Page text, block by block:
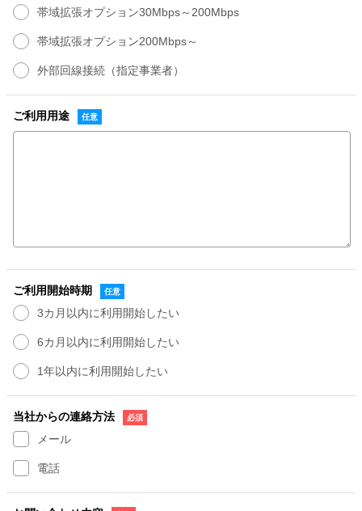
帯域拡張オプション30Mbps～200Mbps
帯域拡張オプション200Mbps～
外部回線接続（指定事業者）
ご利用用途
ご利用開始時期
3カ月以内に利用開始したい
6カ月以内に利用開始したい
1年以内に利用開始したい
当社からの連絡方法
メール
電話